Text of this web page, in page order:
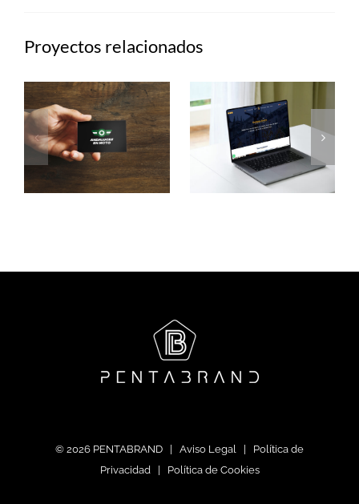
Proyectos relacionados
Semana
Santa
Luxury
Experience
Casa
Palacio
Gandesa
© 2026 PENTABRAND | Aviso Legal
Política de
Privacidad
Política de Cookies